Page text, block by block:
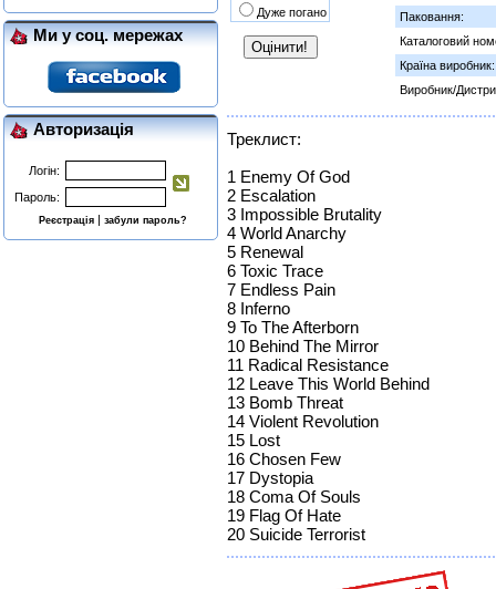
Ми у соц. мережах
Авторизація
Логін:
Пароль:
Реєстрація |забули пароль?
Дуже погано
Паковання:
Каталоговий
Країна виробник:
Виробник/
Треклист:
1 Enemy Of God
2 Escalation
3 Impossible Brutality
4 World Anarchy
5 Renewal
6 Toxic Trace
7 Endless Pain
8 Inferno
9 To The Afterborn
10 Behind The Mirror
11 Radical Resistance
12 Leave This World Behind
13 Bomb Threat
14 Violent Revolution
15 Lost
16 Chosen Few
17 Dystopia
18 Coma Of Souls
19 Flag Of Hate
20 Suicide Terrorist